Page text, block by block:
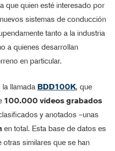
que quien esté interesado por
sistemas de conducción
tanto a la industria
a quienes desarrollan
en particular.
la llamada BDD100K, que
100.000 vídeos grabados
y anotados –unas
en total. Esta base de datos es
similares que se han